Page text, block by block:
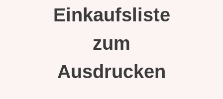
Einkaufsliste
zum
Ausdrucken